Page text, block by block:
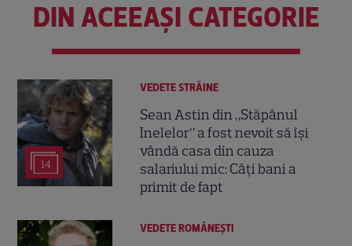
DIN ACEEAȘI CATEGORIE
14
VEDETE STRĂINE
Sean Astin din „Stăpânul
Inelelor” a fost nevoit să își
vândă casa din cauza
salariului mic: Câți bani a
primit de fapt
VEDETE ROMÂNEŞTI